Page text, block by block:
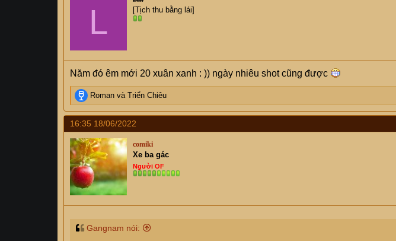
sL [Tịch thu bằng lái]
Năm đó êm mới 20 xuân xanh : )) ngày nhiêu shot cũng được
R
e
a
c
t
i
o
n
s
:
Roman và Triển Chiêu
16:35 18/06/2022
comiki
Xe ba gác
Người OF
Gangnam nói: